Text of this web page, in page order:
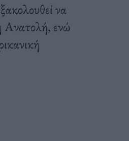
να
Ανατολή, ενώ